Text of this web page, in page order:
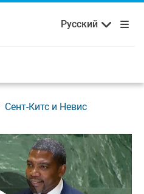
Français Русский
Русский
Сент-Китс и Невис